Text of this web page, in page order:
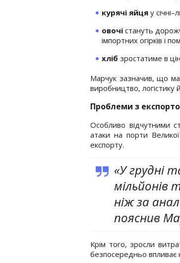
курячі яйця у
овочі стануть
імпортних огірків і
хліб зростатиме в
Марчук зазначив, що
виробництво, логістику
Проблеми з
Особливо відчутними
атаки на порти
експорту.
«У грудні
мільйонів
ніж за
пояснив
Крім того, зросли
безпосередньо впливає